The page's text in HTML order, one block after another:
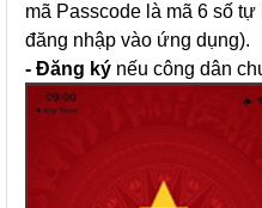
mã Passcode là mã 6 số
đăng nhập vào ứng dụng).
- Đăng ký nếu công dân